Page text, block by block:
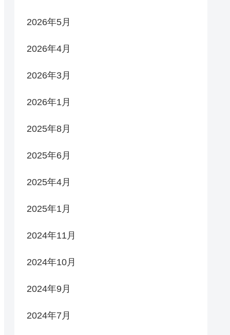
2026年5月
2026年4月
2026年3月
2026年1月
2025年8月
2025年6月
2025年4月
2025年1月
2024年11月
2024年10月
2024年9月
2024年7月